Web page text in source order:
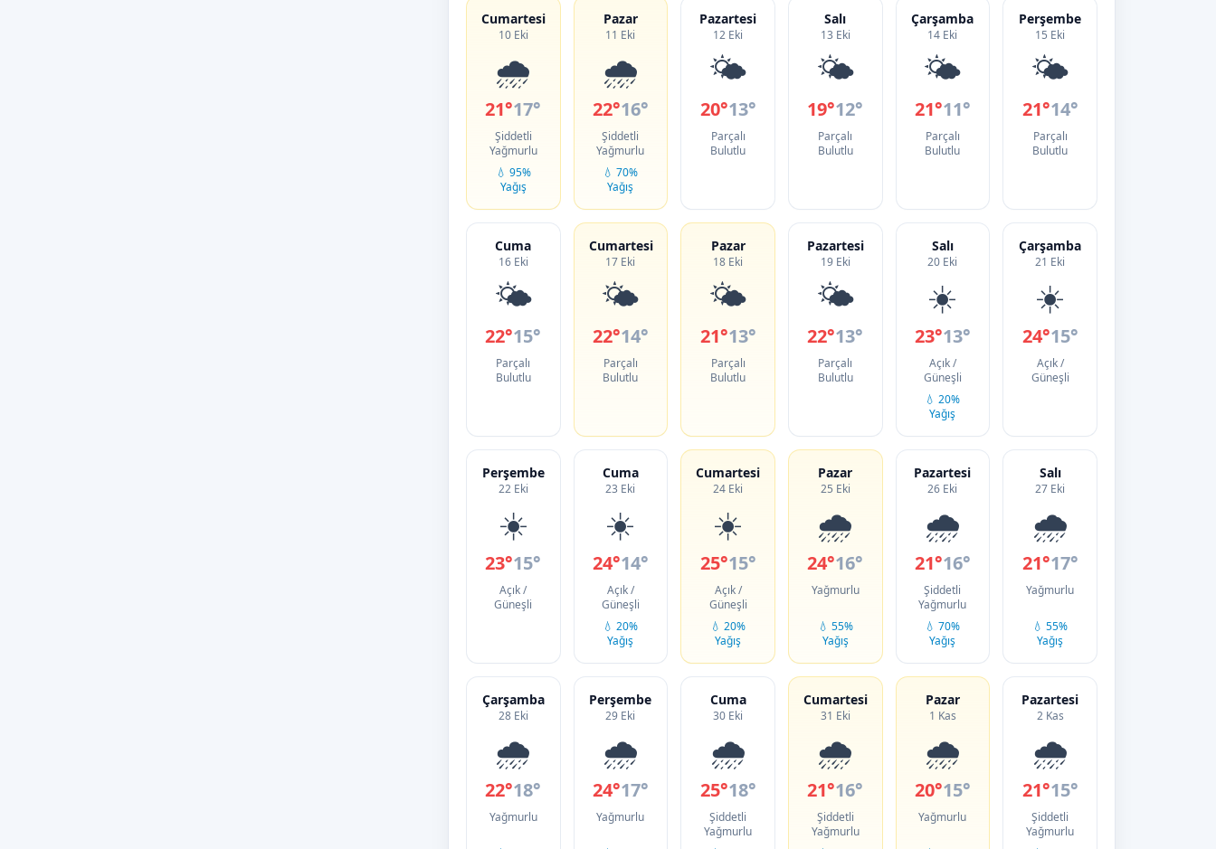
Cumartesi
10 Eki
🌧️
21°17°
Şiddetli
Yağmurlu
💧 95%
Yağış
Pazar
11 Eki
🌧️
22°16°
Şiddetli
Yağmurlu
💧 70%
Yağış
Pazartesi
12 Eki
🌤️
20°13°
Parçalı
Bulutlu
Salı
13 Eki
🌤️
19°12°
Parçalı
Bulutlu
Çarşamba
14 Eki
🌤️
21°11°
Parçalı
Bulutlu
Perşembe
15 Eki
🌤️
21°14°
Parçalı
Bulutlu
Cuma
16 Eki
🌤️
22°15°
Parçalı
Bulutlu
Cumartesi
17 Eki
🌤️
22°14°
Parçalı
Bulutlu
Pazar
18 Eki
🌤️
21°13°
Parçalı
Bulutlu
Pazartesi
19 Eki
🌤️
22°13°
Parçalı
Bulutlu
Salı
20 Eki
☀️
23°13°
Açık /
Güneşli
💧 20%
Yağış
Çarşamba
21 Eki
☀️
24°15°
Açık /
Güneşli
Perşembe
22 Eki
☀️
23°15°
Açık /
Güneşli
Cuma
23 Eki
☀️
24°14°
Açık /
Güneşli
💧 20%
Yağış
Cumartesi
24 Eki
☀️
25°15°
Açık /
Güneşli
💧 20%
Yağış
Pazar
25 Eki
🌧️
24°16°
Yağmurlu
💧 55%
Yağış
Pazartesi
26 Eki
🌧️
21°16°
Şiddetli
Yağmurlu
💧 70%
Yağış
Salı
27 Eki
🌧️
21°17°
Yağmurlu
💧 55%
Yağış
Çarşamba
28 Eki
🌧️
22°18°
Yağmurlu
Perşembe
29 Eki
🌧️
24°17°
Yağmurlu
Cuma
30 Eki
🌧️
25°18°
Şiddetli
Yağmurlu
Cumartesi
31 Eki
🌧️
21°16°
Şiddetli
Yağmurlu
Pazar
1 Kas
🌧️
20°15°
Yağmurlu
Pazartesi
2 Kas
🌧️
21°15°
Şiddetli
Yağmurlu